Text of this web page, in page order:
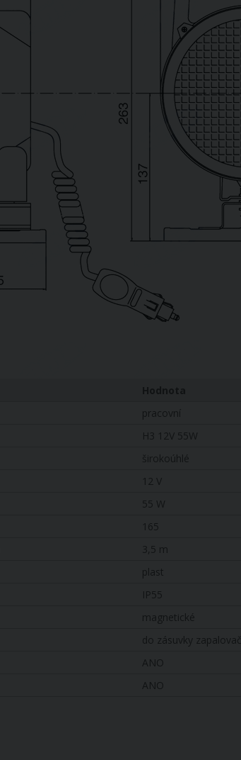
pracovní
H3 12V 55W
širokoúhlé
12 V
55 W
165
3,5 m
plast
IP55
magnetické
do zásuvky
ANO
ANO